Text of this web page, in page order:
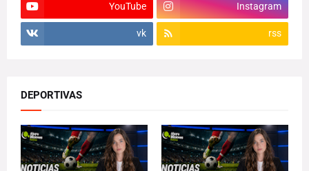
YouTube Instagram
vk rss
DEPORTIVAS